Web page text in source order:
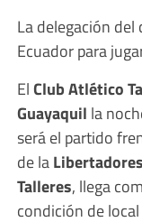
La delegación
Ecuador para
ElClub Atlético
Guayaquil la
será el partido
de laLibertadores
Talleres, llega
condición de